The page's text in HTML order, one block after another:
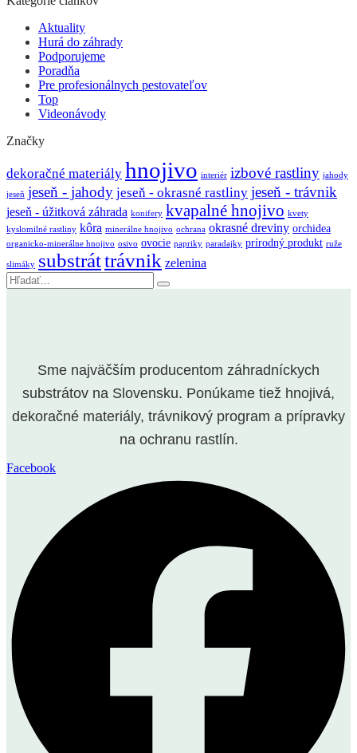
Aktuality
Hurá do záhrady
Podporujeme
Poradňa
Pre profesionálnych pestovateľov
Top
Videonávody
Značky
dekoračné materiály hnojivo interiér izbové rastliny jahody
jeseň jeseň - jahody jeseň - okrasné rastliny jeseň - trávnik
jeseň - úžitková záhrada konifery kvapalné hnojivo kvety
kyslomilné rastliny kôra minerálne hnojivo ochrana okrasné dreviny orchidea
organicko-minerálne hnojivo osivo ovocie papriky paradajky prírodný produkt ruže
slimáky substráttrávnik zelenina
Vyhľadávanie
Sme najväčším producentom záhradníckych
substrátov na Slovensku. Ponúkame tiež hnojivá,
dekoračné materiály, trávnikový program a prípravky
na ochranu rastlín.
Facebook